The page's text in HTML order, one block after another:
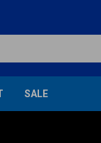
SALE